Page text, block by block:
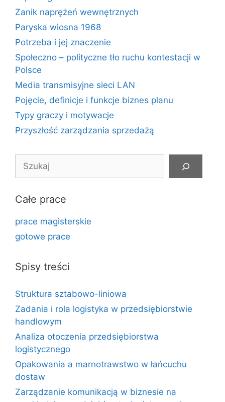
Zanik naprężeń wewnętrznych
Paryska wiosna 1968
Potrzeba i jej znaczenie
Społeczno – polityczne tło ruchu kontestacji w
Polsce
Media transmisyjne sieci LAN
Pojęcie, definicje i funkcje biznes planu
Typy graczy i motywacje
Przyszłość zarządzania sprzedażą
Szukaj
Całe prace
prace magisterskie
gotowe prace
Spisy treści
Struktura sztabowo-liniowa
Zadania i rola logistyka w przedsiębiorstwie
handlowym
Analiza otoczenia przedsiębiorstwa
logistycznego
Opakowania a marnotrawstwo w łańcuchu
dostaw
Zarządzanie komunikacją w biznesie na